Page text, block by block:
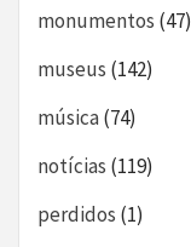
monumentos (47)
museus (142)
música(74)
notícias (119)
perdidos (1)